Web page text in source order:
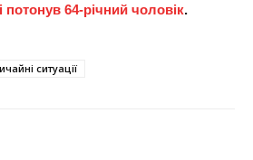
64-річний чоловік.
ситуації